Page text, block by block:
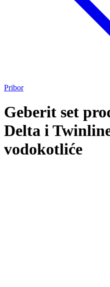
Pribor
Geberit set
Delta i
vodokotliće